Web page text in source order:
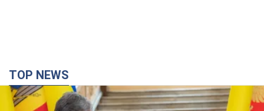
TOP NEWS